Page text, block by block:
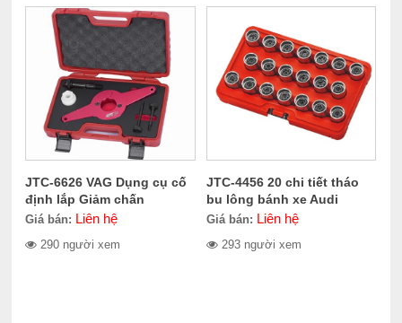
JTC-6626 VAG Dụng cụ cố
định lắp Giảm chấn
Giá bán: Liên hệ
290 người xem
JTC-4456 20 chi tiết tháo
bu lông bánh xe Audi
Giá bán: Liên hệ
293 người xem